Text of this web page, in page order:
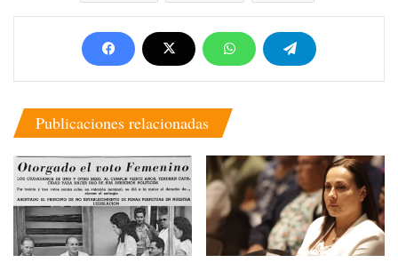
Publicaciones relacionadas